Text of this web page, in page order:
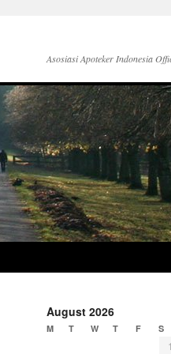
Asosiasi Apoteker Indonesia
August 2026
M T W T F S
1